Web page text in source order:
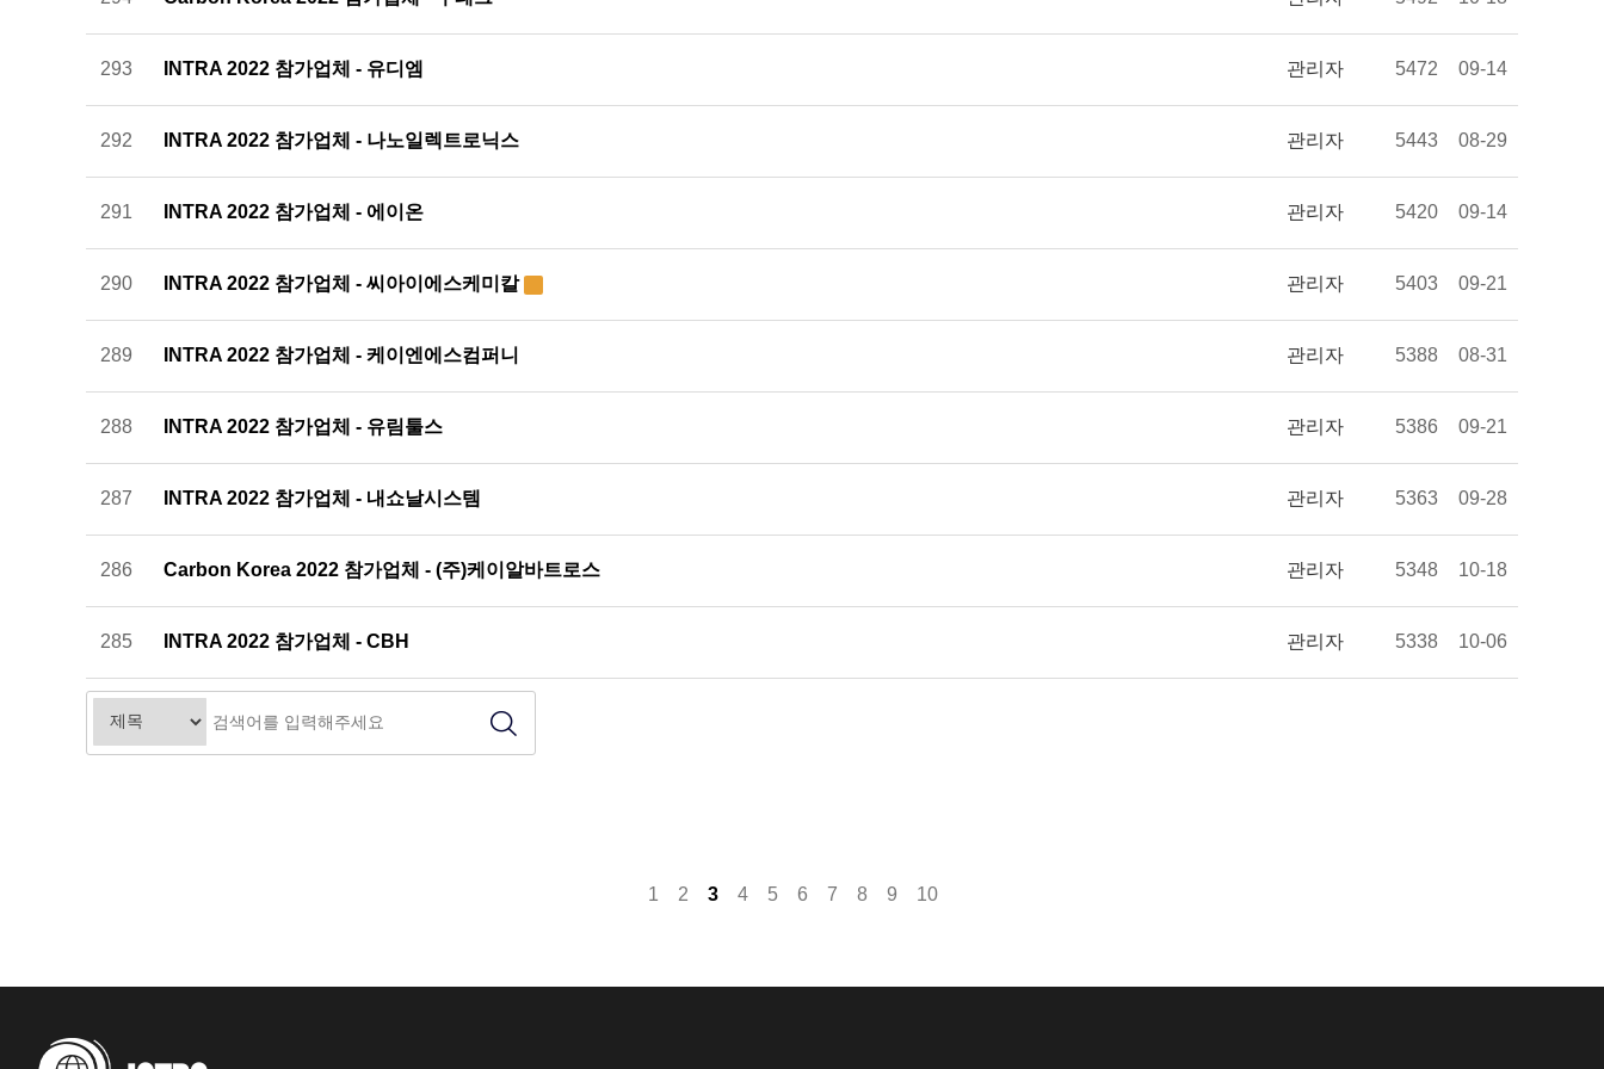
293 INTRA 2022 참가업체 - 유디엠 관리자 5472 09-14
292 INTRA 2022 참가업체 - 나노일렉트로닉스 관리자 5443 08-29
291 INTRA 2022 참가업체 - 에이온 관리자 5420 09-14
290 INTRA 2022 참가업체 - 씨아이에스케미칼 관리자 5403 09-21
289 INTRA 2022 참가업체 - 케이엔에스컴퍼니 관리자 5388 08-31
288 INTRA 2022 참가업체 - 유림툴스 관리자 5386 09-21
287 INTRA 2022 참가업체 - 내쇼날시스템 관리자 5363 09-28
286 Carbon Korea 2022 참가업체 - (주)케이알바트로스 관리자 5348 10-18
285 INTRA 2022 참가업체 - CBH 관리자 5338 10-06
1 2 3 4 5 6 7 8 9 10